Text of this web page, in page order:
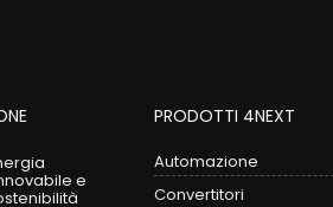
e
PRODOTTI 4NEXT
Automazione
Convertitori